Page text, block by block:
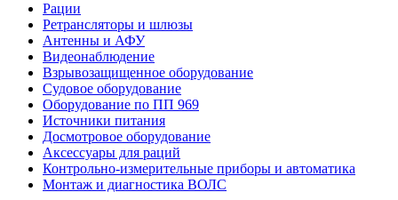
Рации
Ретрансляторы и шлюзы
Антенны и АФУ
Видеонаблюдение
Взрывозащищенное оборудование
Судовое оборудование
Оборудование по ПП 969
Источники питания
Досмотровое оборудование
Аксессуары для раций
Контрольно-измерительные приборы и автоматика
Монтаж и диагностика ВОЛС